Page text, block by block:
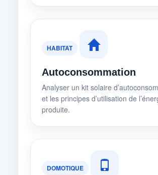
HABITAT
Autoconsommation
Analyser un kit solaire
et les principes d’utilisation de
produite.
DOMOTIQUE